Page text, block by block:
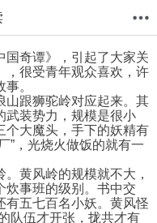
购物车 我的当当
奇谭》，引起了大家关
，很受青年观众喜欢，许
。
跟狮驼岭对应起来。其
武装势力，规模是很小
个大魔头，手下的妖精有
”，光烧火做饭的就有一
黄风岭的规模就不大，
炊事班的级别。书中交
有五七百名小妖。黄风怪
队伍才开张，拢共才有